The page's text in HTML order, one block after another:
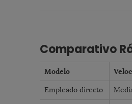
Comparativo
Modelo
Empleado directo